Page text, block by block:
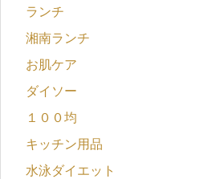
ランチ
湘南ランチ
お肌ケア
ダイソー
１００均
キッチン用品
水泳ダイエット